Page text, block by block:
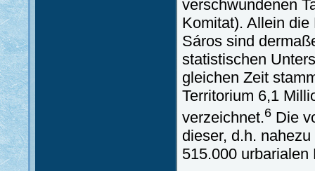
verschwundenen
Komitat). Allein
Sáros sind
statistischen
gleichen Zeit
Territorium 6,1
verzeichnet.6 Die
dieser, d.h.
515.000